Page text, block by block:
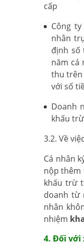
cấp
Công
nhân
định số
năm cá
thu trên
với số
Doanh
khấu
3.2. Về
Cá nhân
nộp thêm
khấu trừ
doanh từ
nhân
nhiệm
4. Đối với